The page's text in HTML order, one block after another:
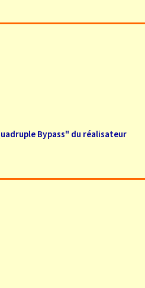
Bypass" du réalisateur